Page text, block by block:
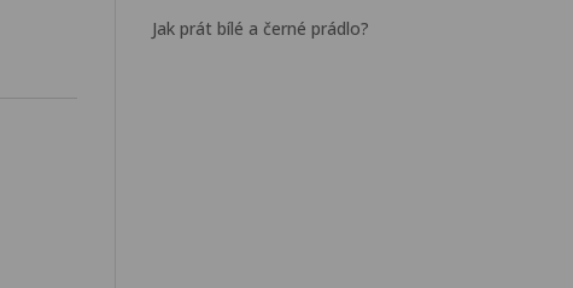
Jak prát bílé a černé prádlo?